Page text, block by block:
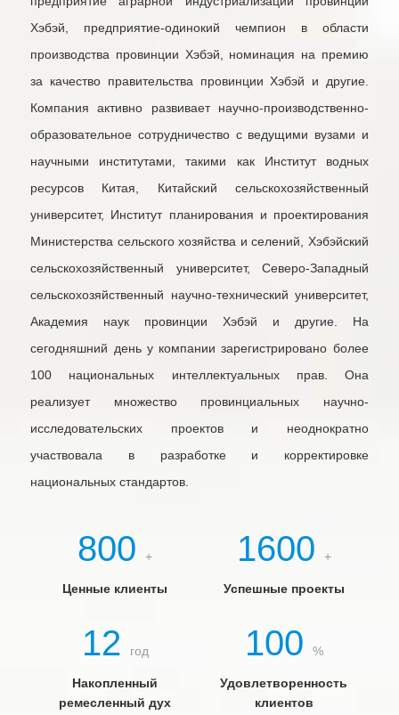
Хэбэй, предприятие-одинокий чемпион в области
производства провинции Хэбэй, номинация на премию
за качество правительства провинции Хэбэй и другие.
Компания активно развивает научно-производственно-
образовательное сотрудничество с ведущими вузами и
научными институтами, такими как Институт водных
ресурсов Китая, Китайский сельскохозяйственный
университет, Институт планирования и проектирования
Министерства сельского хозяйства и селений, Хэбэйский
сельскохозяйственный университет, Северо-Западный
сельскохозяйственный научно-технический университет,
Академия наук провинции Хэбэй и другие. На
сегодняшний день у компании зарегистрировано более
100 национальных интеллектуальных прав. Она
реализует множество провинциальных научно-
исследовательских проектов и неоднократно
участвовала в разработке и корректировке
национальных стандартов.
800 +
Ценные клиенты
1600 +
Успешные проекты
12 год
Накопленный
ремесленный дух
100 %
Удовлетворенность
клиентов